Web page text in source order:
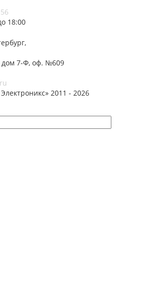
18:00
дом 7-Ф, оф. №609
2011 - 2026